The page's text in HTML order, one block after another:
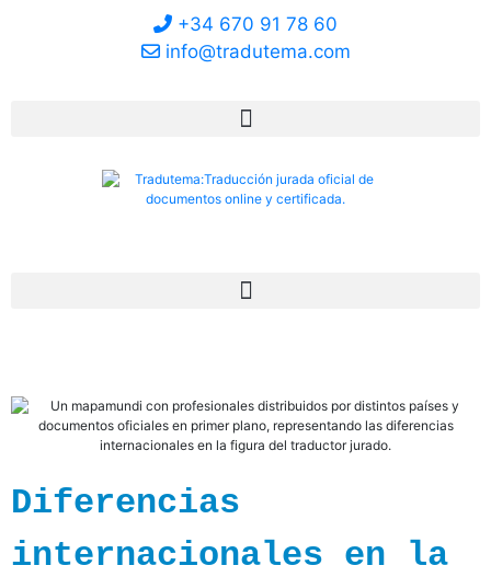
+34 670 91 78 60
info@tradutema.com
Diferencias
internacionales en la